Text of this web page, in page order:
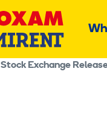
Stock Exchange